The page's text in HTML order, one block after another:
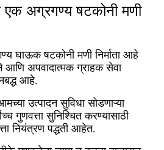
अग्रगण्य षटकोनी मणी
घाऊक षटकोनी मणी निर्माता आहे
आणि अपवादात्मक ग्राहक सेवा
आहे.
उत्पादन सुविधा सोडणाऱ्या
गुणवत्ता सुनिश्चित करण्यासाठी
नियंत्रण पद्धती आहेत.